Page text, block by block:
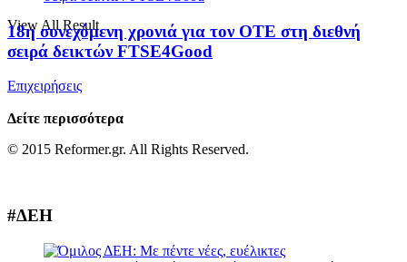
View All Result
18η συνεχόμενη χρονιά για τον ΟΤΕ στη διεθνή
σειρά δεικτών FTSE4Good
Επιχειρήσεις
Δείτε περισσότερα
© 2015 Reformer.gr. All Rights Reserved.
#ΔΕΗ